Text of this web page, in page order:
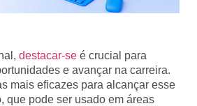
destacar-se é crucial para
e avançar na carreira.
mais eficazes para alcançar esse
que pode ser usado em áreas